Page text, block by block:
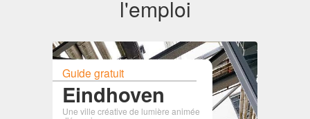
l'emploi
Guide gratuit
Eindhoven
Une ville créative de lumière animée